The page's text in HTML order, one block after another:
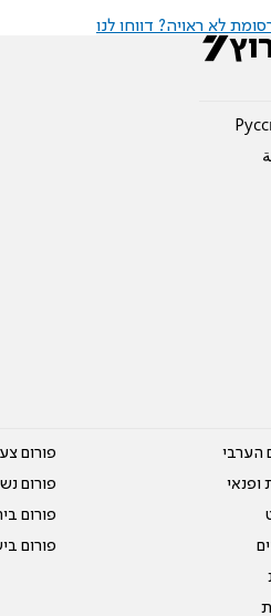
לא ראויה? דווחו לנו
הערבי
ופנאי
פורום
פורום
פורום
פורום